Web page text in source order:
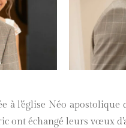
à l’église Néo
ont échangé leurs vœux